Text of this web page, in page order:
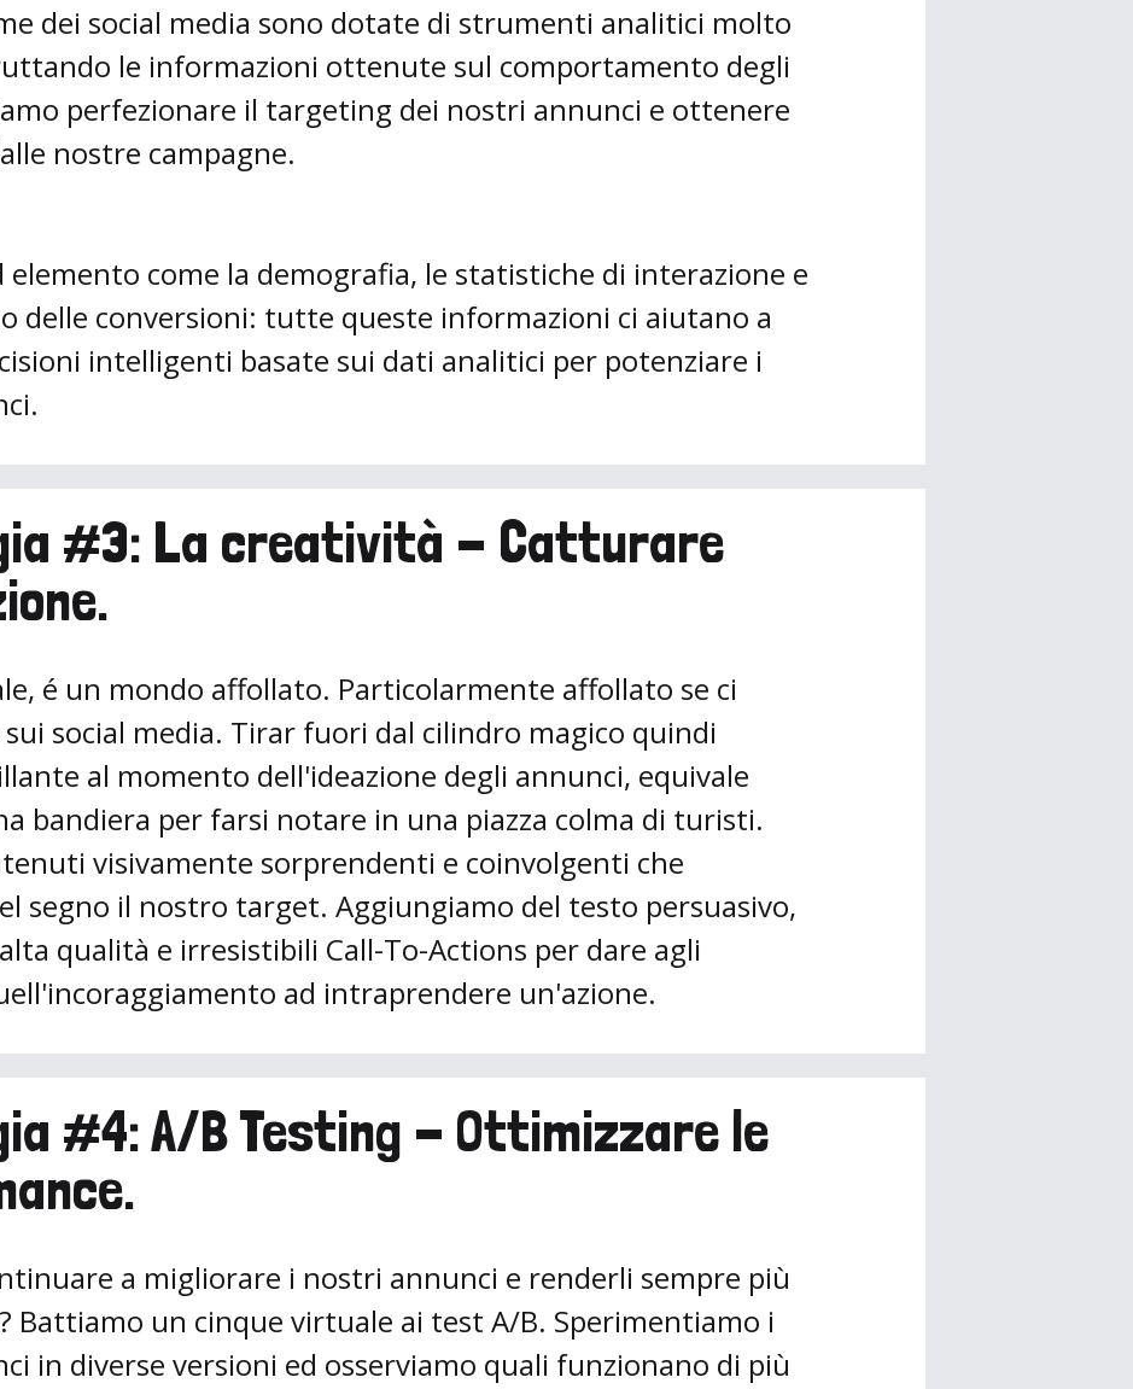
dei social media sono dotate di strumenti analitici molto
le informazioni ottenute sul comportamento degli
perfezionare il targeting dei nostri annunci e ottenere
nostre campagne.
elemento come la demografia, le statistiche di interazione e
delle conversioni: tutte queste informazioni ci aiutano a
intelligenti basate sui dati analitici per potenziare i
#3: La creatività - Catturare
é un mondo affollato. Particolarmente affollato se ci
social media. Tirar fuori dal cilindro magico quindi
al momento dell'ideazione degli annunci, equivale
bandiera per farsi notare in una piazza colma di turisti.
visivamente sorprendenti e coinvolgenti che
segno il nostro target. Aggiungiamo del testo persuasivo,
qualità e irresistibili Call-To-Actions per dare agli
ad intraprendere un'azione.
#4: A/B Testing - Ottimizzare le
a migliorare i nostri annunci e renderli sempre più
Battiamo un cinque virtuale ai test A/B. Sperimentiamo i
in diverse versioni ed osserviamo quali funzionano di più